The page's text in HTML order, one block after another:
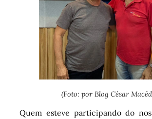
(Foto: por Blog César
Quem esteve participando do